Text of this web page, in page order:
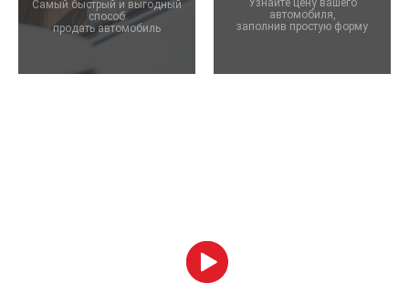
Самый быстрый и выгодный
способ
продать автомобиль
Узнайте цену вашего
автомобиля,
заполнив простую форму